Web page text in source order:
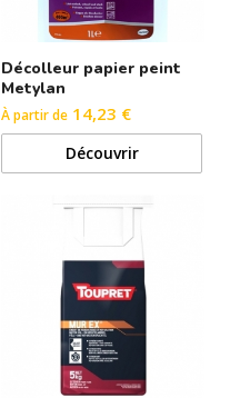
Décolleur papier peint
Metylan
À partir de14,23 €
Découvrir